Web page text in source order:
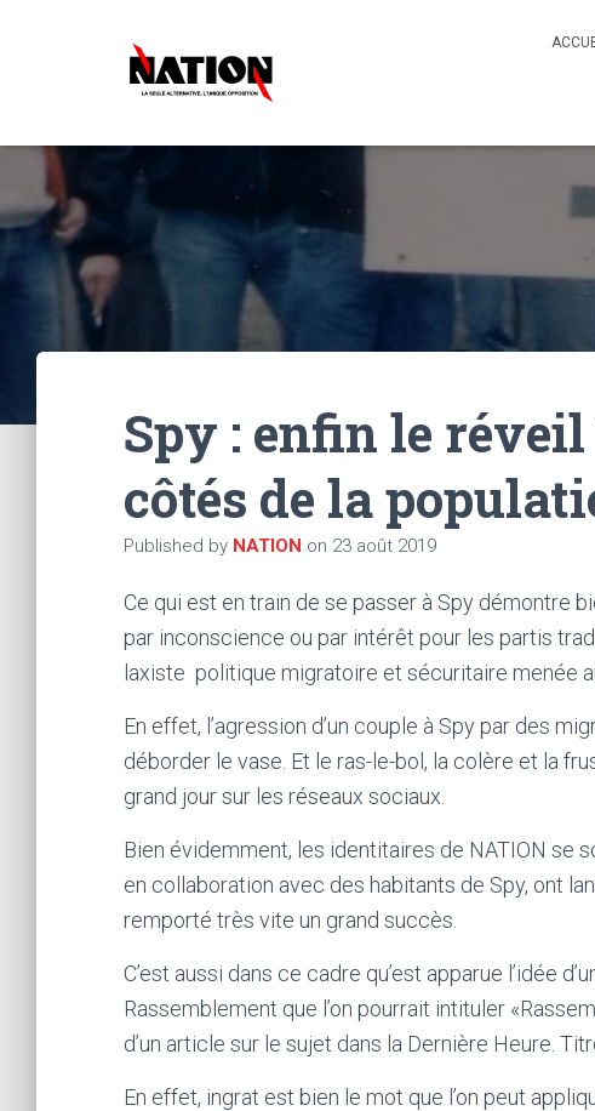
Spy : enfin le
côtés de la
Published by NATION on 23 août 2019
Ce qui est en train de se passer à Spy démontre
par inconscience ou par intérêt pour les partis
laxiste politique migratoire et sécuritaire menée
En effet, l’agression d’un couple à Spy par des
déborder le vase. Et le ras-le-bol, la colère et la
grand jour sur les réseaux sociaux.
Bien évidemment, les identitaires de NATION se
en collaboration avec des habitants de Spy, ont
remporté très vite un grand succès.
C’est aussi dans ce cadre qu’est apparue l’idée
Rassemblement que l’on pourrait intituler
d’un article sur le sujet dans la Dernière Heure.
En effet, ingrat est bien le mot que l’on peut